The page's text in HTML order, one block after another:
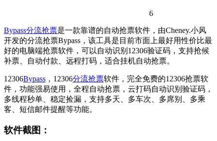
6
Bypass分流抢票是一款靠谱的自动抢票软件，由Cheney.小风
开发的分流抢票Bypass，该工具是目前市面上最好用性价比最
好的电脑端抢票软件，可以自动识别12306验证码，支持抢候
补票、自动付款、远程打码，适合挂机自动抢票。
12306Bypass ，12306分流抢票软件，完全免费的12306抢票软
件，功能强易使用，全程自动抢票，云打码自动识别验证码，
多线程秒单、稳定捡漏，支持多天、多车次、多席别、多乘
客、短信邮件提醒等功能。
软件截图：